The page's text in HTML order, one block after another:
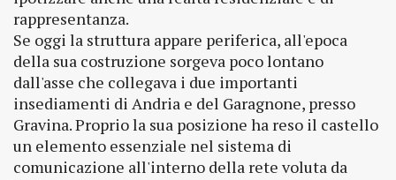
rappresentanza.
Se oggi la struttura appare periferica, all'epoca
della sua costruzione sorgeva poco lontano
dall'asse che collegava i due importanti
insediamenti di Andria e del Garagnone, presso
Gravina. Proprio la sua posizione ha reso il castello
un elemento essenziale nel sistema di
comunicazione all'interno della rete voluta da